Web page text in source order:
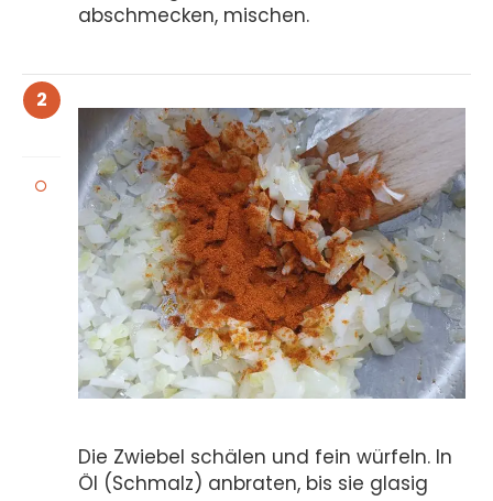
abschmecken, mischen.
2
Die Zwiebel schälen und fein würfeln. In
Öl (Schmalz) anbraten, bis sie glasig